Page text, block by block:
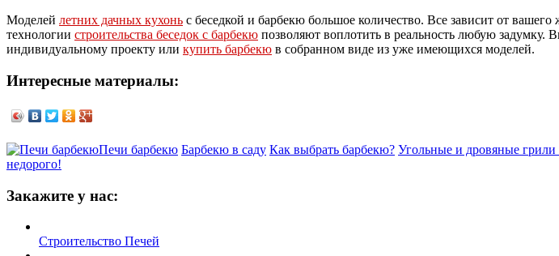
Моделей летних дачных кухонь с беседкой и барбекю большое количество. Все зависит от
технологии строительства беседок с барбекю позволяют воплотить в реальность любую задумку.
индивидуальному проекту или купить барбекю в собранном виде из уже имеющихся моделей.
Интересные материалы:
Печи барбекю Барбекю в саду Как выбрать барбекю? Угольные и дровяные грили
недорого!
Закажите у нас:
Строительство Печей